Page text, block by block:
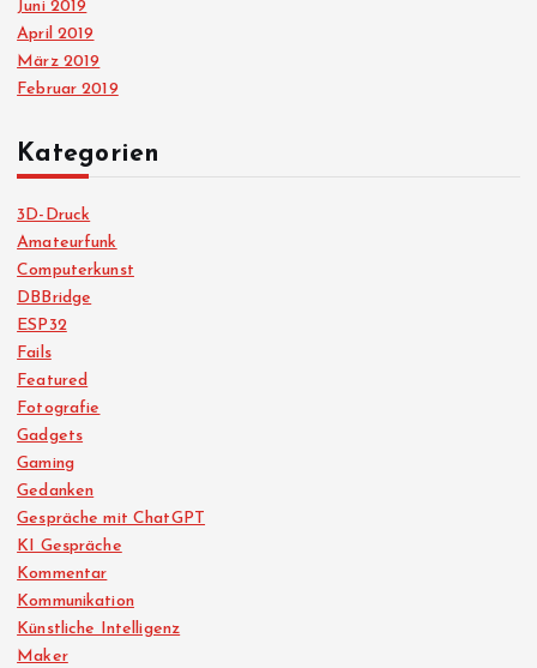
Juni 2019
April 2019
März 2019
Februar 2019
Kategorien
3D-Druck
Amateurfunk
Computerkunst
DBBridge
ESP32
Fails
Featured
Fotografie
Gadgets
Gaming
Gedanken
Gespräche mit ChatGPT
KI Gespräche
Kommentar
Kommunikation
Künstliche Intelligenz
Maker